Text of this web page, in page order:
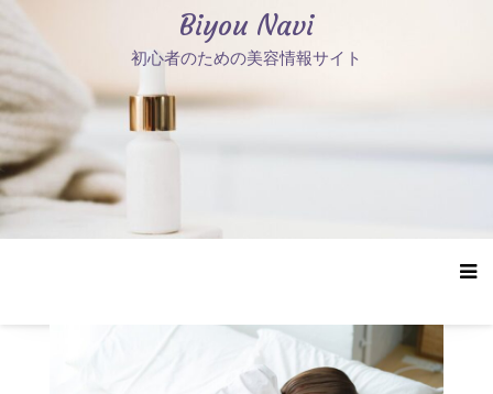
テ
ン
ツ
へ
ス
キ
ッ
Biyou Navi
初心者のための美容情報サイト